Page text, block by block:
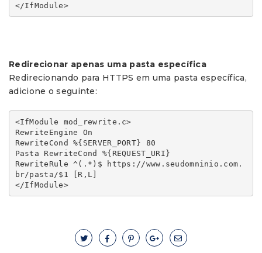
</IfModule>
Redirecionar apenas uma pasta específica
Redirecionando para HTTPS em uma pasta específica,
adicione o seguinte:
<IfModule mod_rewrite.c>
RewriteEngine On
RewriteCond %{SERVER_PORT} 80
Pasta RewriteCond %{REQUEST_URI}
RewriteRule ^(.*)$ https://www.seudomninio.com.
br/pasta/$1 [R,L]
</IfModule>